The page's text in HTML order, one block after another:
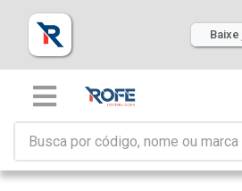
Baixe